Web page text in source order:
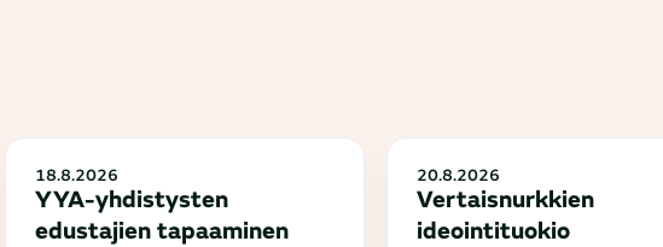
18.8.2026
YYA-yhdistysten
edustajien tapaaminen
20.8.2026
Vertaisnurkkien
ideointituokio